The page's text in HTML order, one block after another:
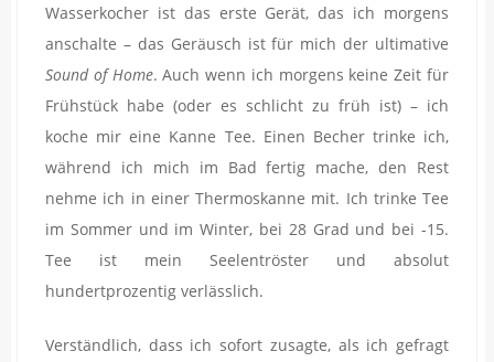
Wasserkocher ist das erste Gerät, das ich morgens
anschalte – das Geräusch ist für mich der ultimative
Sound of Home. Auch wenn ich morgens keine Zeit für
Frühstück habe (oder es schlicht zu früh ist) – ich
koche mir eine Kanne Tee. Einen Becher trinke ich,
während ich mich im Bad fertig mache, den Rest
nehme ich in einer Thermoskanne mit. Ich trinke Tee
im Sommer und im Winter, bei 28 Grad und bei -15.
Tee ist mein Seelentröster und absolut
hundertprozentig verlässlich.
Verständlich, dass ich sofort zusagte, als ich gefragt